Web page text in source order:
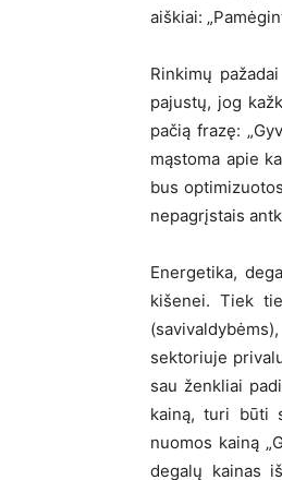
aiškiai:
Rinkimų
pajustų, jog
pačią frazę:
mąstoma apie
bus
nepagrįstais
Energetika,
kišenei. Tiek
sektoriuje
sau ženkliai
kainą, turi būti
nuomos kainą
degalų kainas